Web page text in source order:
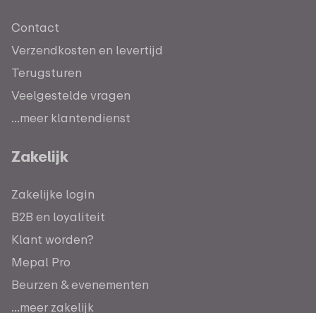
Contact
Verzendkosten en levertijd
Terugsturen
Veelgestelde vragen
...meer klantendienst
Zakelijk
Zakelijke login
B2B en loyaliteit
Klant worden?
Mepal Pro
Beurzen & evenementen
...meer zakelijk